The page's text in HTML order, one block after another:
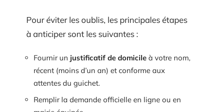
Pour éviter les oublis, les principales étapes
à anticiper sont les suivantes :
Fournir un justificatif de domicile à votre nom,
récent (moins d’un an) et conforme aux
attentes du guichet.
Remplir la demande officielle en ligne ou en